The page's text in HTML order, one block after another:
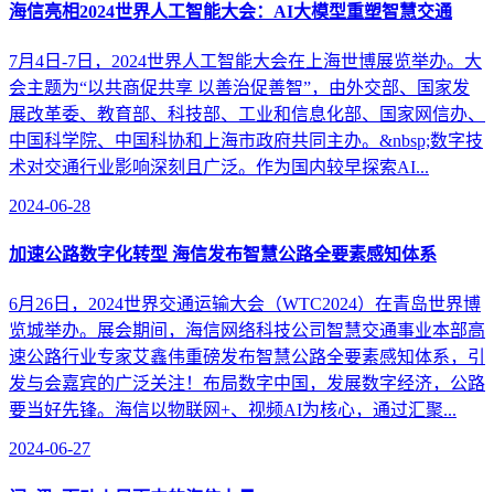
海信亮相2024世界人工智能大会：AI大模型重塑智慧交通
7月4日-7日，2024世界人工智能大会在上海世博展览举办。大
会主题为“以共商促共享 以善治促善智”，由外交部、国家发
展改革委、教育部、科技部、工业和信息化部、国家网信办、
中国科学院、中国科协和上海市政府共同主办。&nbsp;数字技
术对交通行业影响深刻且广泛。作为国内较早探索AI...
2024-06-28
加速公路数字化转型 海信发布智慧公路全要素感知体系
6月26日，2024世界交通运输大会（WTC2024）在青岛世界博
览城举办。展会期间，海信网络科技公司智慧交通事业本部高
速公路行业专家艾鑫伟重磅发布智慧公路全要素感知体系，引
发与会嘉宾的广泛关注！布局数字中国，发展数字经济，公路
要当好先锋。海信以物联网+、视频AI为核心，通过汇聚...
2024-06-27